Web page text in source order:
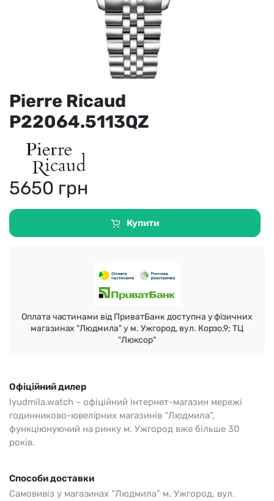
Pierre Ricaud
P22064.5113QZ
5650 грн
Купити
Оплата частинами від ПриватБанк доступна у фізичних
магазинах "Людмила" у м. Ужгород, вул. Корзо,9; ТЦ
"Люксор"
Офіційний дилер
lyudmila.watch – офіційний інтернет-магазин мережі
годинниково-ювелірних магазинів “Людмила”,
функціюнуючий на ринку м. Ужгород вже більше 30
років.
Способи доставки
Самовивіз у магазинах “Людмила” м. Ужгород, вул.